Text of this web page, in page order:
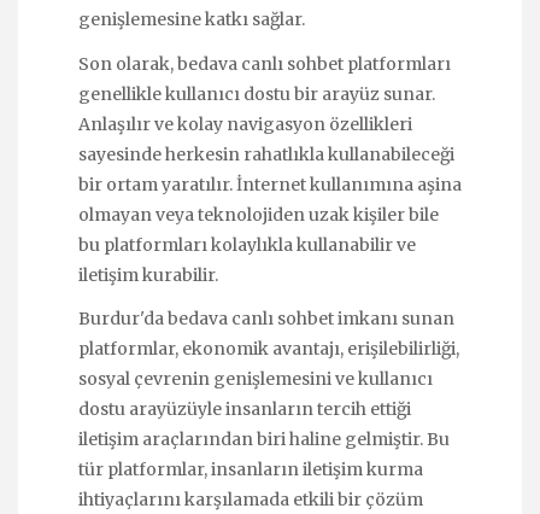
genişlemesine katkı sağlar.
Son olarak, bedava canlı sohbet platformları
genellikle kullanıcı dostu bir arayüz sunar.
Anlaşılır ve kolay navigasyon özellikleri
sayesinde herkesin rahatlıkla kullanabileceği
bir ortam yaratılır. İnternet kullanımına aşina
olmayan veya teknolojiden uzak kişiler bile
bu platformları kolaylıkla kullanabilir ve
iletişim kurabilir.
Burdur'da bedava canlı sohbet imkanı sunan
platformlar, ekonomik avantajı, erişilebilirliği,
sosyal çevrenin genişlemesini ve kullanıcı
dostu arayüzüyle insanların tercih ettiği
iletişim araçlarından biri haline gelmiştir. Bu
tür platformlar, insanların iletişim kurma
ihtiyaçlarını karşılamada etkili bir çözüm